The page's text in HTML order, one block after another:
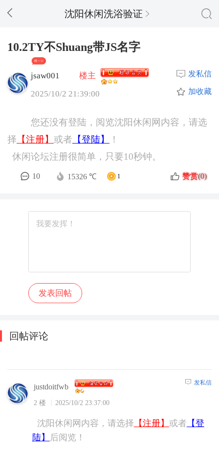
沈阳休闲洗浴验证
10.2TY不Shuang带JS名字
精 + 11
jsaw001
楼主
2025/10/2 21:39:00
发私信
加收藏
您还没有登陆，阅览沈阳休闲网内容，请选
择 【注册】 或者 【登陆】
！
休闲论坛注册很简单，只要10秒钟。
10 15326 ℃ 1 赞赏(0)
回帖评论
justdoitfwb
2 楼 2025/10/2 23:37:00
发私信
沈阳休闲网内容，请选择 【注册】 或者 【登
陆】
后阅览！